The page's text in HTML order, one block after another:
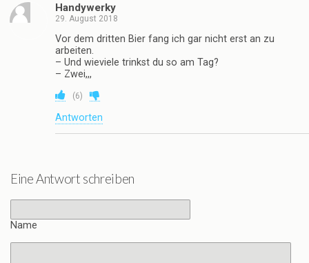
Handywerky
29. August 2018
Vor dem dritten Bier fang ich gar nicht erst an zu
arbeiten.
– Und wieviele trinkst du so am Tag?
– Zwei,,,
(6)
Antworten
Eine Antwort schreiben
Name